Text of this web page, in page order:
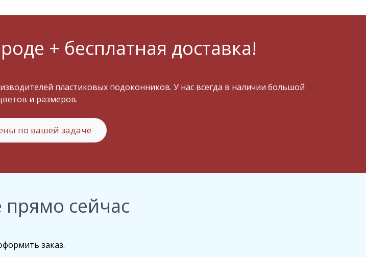
+ бесплатная доставка!
пластиковых подоконников. У нас всегда в наличии большой
и размеров.
по вашей задаче
прямо сейчас
заказ.